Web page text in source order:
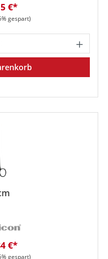
€*
gespart)
den
€*
gespart)